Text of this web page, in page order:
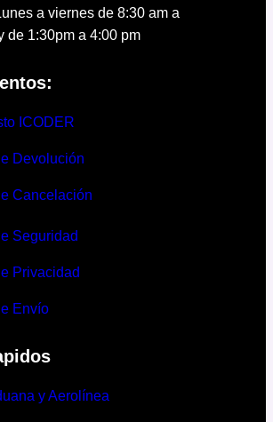
a viernes de 8:30 am a
de 1:30pm a 4:00 pm
ICODER
Devolución
Cancelación
Seguridad
Privacidad
Envío
y Aerolínea